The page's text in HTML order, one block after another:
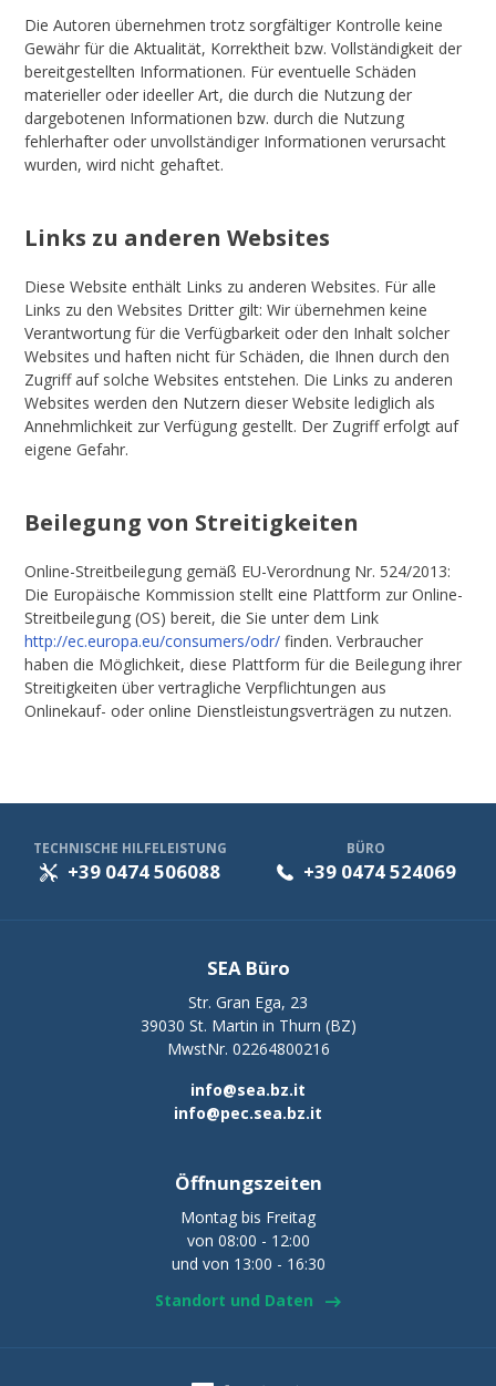
Die Autoren übernehmen trotz sorgfältiger Kontrolle keine
Gewähr für die Aktualität, Korrektheit bzw. Vollständigkeit der
bereitgestellten Informationen. Für eventuelle Schäden
materieller oder ideeller Art, die durch die Nutzung der
dargebotenen Informationen bzw. durch die Nutzung
fehlerhafter oder unvollständiger Informationen verursacht
wurden, wird nicht gehaftet.
Links zu anderen Websites
Diese Website enthält Links zu anderen Websites. Für alle
Links zu den Websites Dritter gilt: Wir übernehmen keine
Verantwortung für die Verfügbarkeit oder den Inhalt solcher
Websites und haften nicht für Schäden, die Ihnen durch den
Zugriff auf solche Websites entstehen. Die Links zu anderen
Websites werden den Nutzern dieser Website lediglich als
Annehmlichkeit zur Verfügung gestellt. Der Zugriff erfolgt auf
eigene Gefahr.
Beilegung von Streitigkeiten
Online-Streitbeilegung gemäß EU-Verordnung Nr. 524/2013:
Die Europäische Kommission stellt eine Plattform zur Online-
Streitbeilegung (OS) bereit, die Sie unter dem Link
http://ec.europa.eu/consumers/odr/ finden. Verbraucher
haben die Möglichkeit, diese Plattform für die Beilegung ihrer
Streitigkeiten über vertragliche Verpflichtungen aus
Onlinekauf- oder online Dienstleistungsverträgen zu nutzen.
TECHNISCHE HILFELEISTUNG
+39 0474 506088
BÜRO
+39 0474 524069
SEA Büro
Str. Gran Ega, 23
39030 St. Martin in Thurn (BZ)
MwstNr. 02264800216
info@sea.bz.it
info@pec.sea.bz.it
Öffnungszeiten
Montag bis Freitag
von 08:00 - 12:00
und von 13:00 - 16:30
Standort und Daten